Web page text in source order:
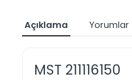
Açıklama Yorumlar
MST 211116150